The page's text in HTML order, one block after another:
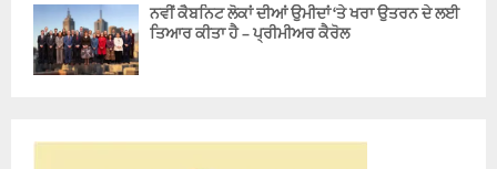
ਨਵੀਂ ਕੈਬਨਿਟ ਲੋਕਾਂ ਦੀਆਂ ਉਮੀਦਾਂ ‘ਤੇ ਖਰਾ ਉਤਰਨ ਦੇ ਲਈ
ਤਿਆਰ ਕੀਤਾ ਹੈ – ਪ੍ਰੀਮੀਅਰ ਕੈਰੋਲ